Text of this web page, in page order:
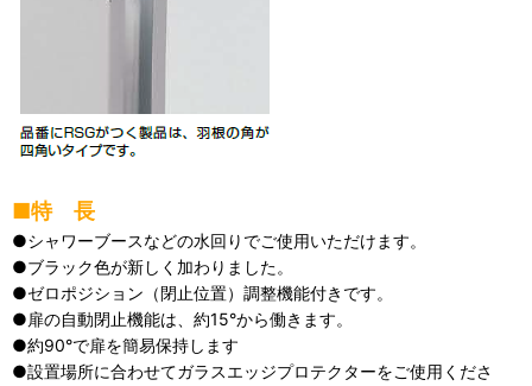
■特 長
●シャワーブースなどの水回りでご使用いただけます。
●ブラック色が新しく加わりました。
●ゼロポジション（閉止位置）調整機能付きです。
●扉の自動閉止機能は、約15°から働きます。
●約90°で扉を簡易保持します
●設置場所に合わせてガラスエッジプロテクターをご使用くださ